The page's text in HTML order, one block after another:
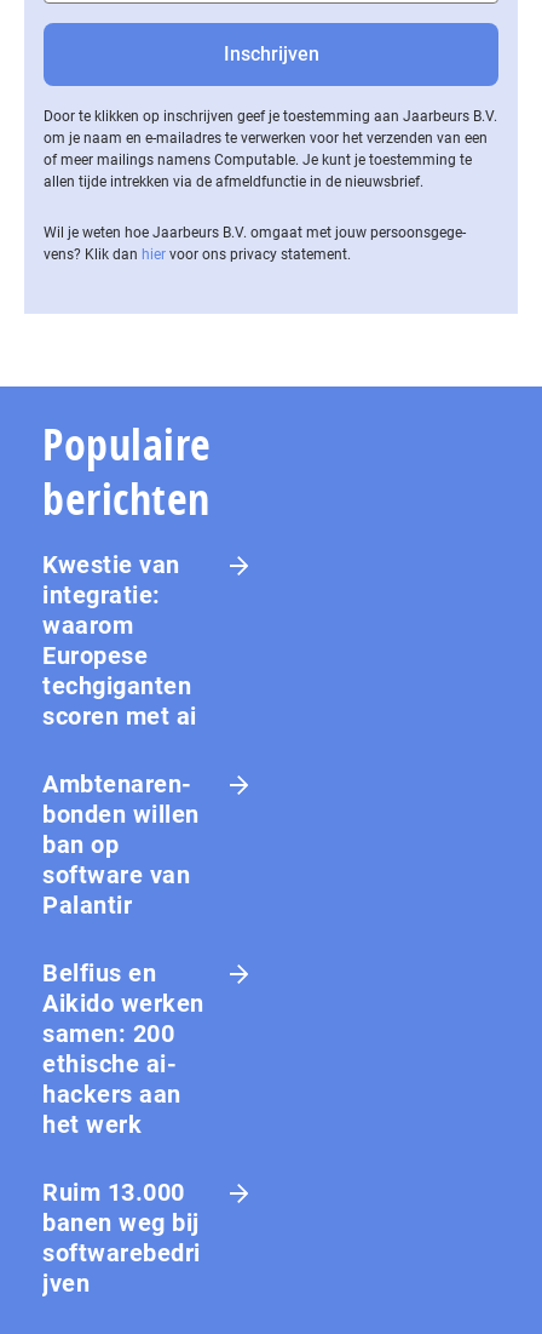
Door te klikken op inschrijven geef je toestemming aan Jaarbeurs B.V.
om je naam en e-mailadres te verwerken voor het verzenden van een
of meer mailings namens Computable. Je kunt je toestemming te
allen tijde intrekken via de af­meld­func­tie in de nieuwsbrief.
Wil je weten hoe Jaarbeurs B.V. omgaat met jouw per­soons­ge­ge­
vens? Klik dan hier voor ons privacy statement.
Populaire
berichten
Kwestie van
integratie:
waarom
Europese
techgiganten
scoren met ai
Amb­te­na­ren­
bon­den willen
ban op
software van
Palantir
Belfius en
Aikido werken
samen: 200
ethische ai-
hackers aan
het werk
Ruim 13.000
banen weg bij
softwarebedri
jven